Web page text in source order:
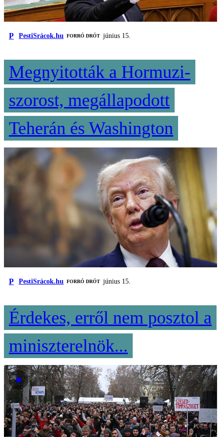
P PestiSrácok.hu FORRÓ DRÓT június 15.
Megnyitották a Hormuzi-
szorost, megállapodott
Teherán és Washington
P PestiSrácok.hu FORRÓ DRÓT június 15.
Érdekes, erről nem posztol a
miniszterelnök...